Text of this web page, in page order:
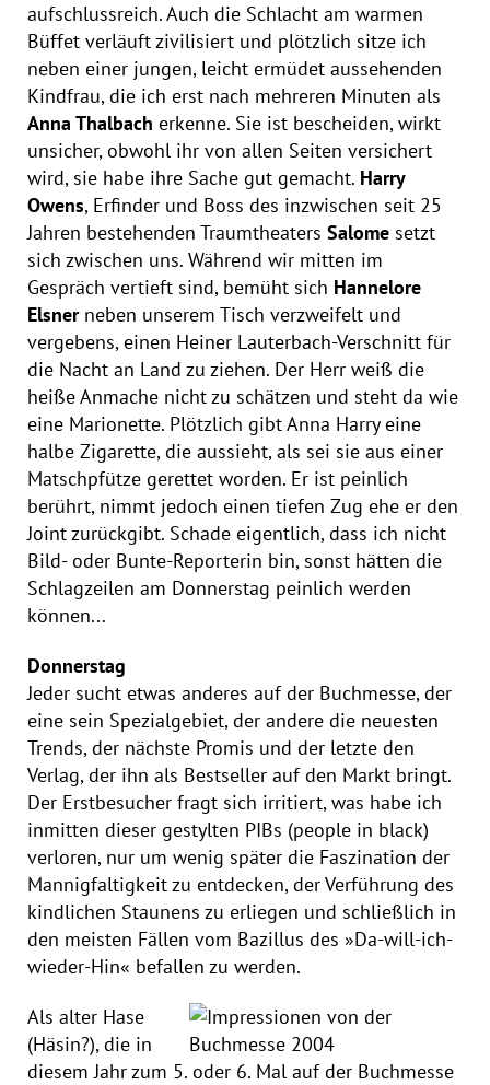
aufschlussreich. Auch die Schlacht am warmen
Büffet verläuft zivilisiert und plötzlich sitze ich
neben einer jungen, leicht ermüdet aussehenden
Kindfrau, die ich erst nach mehreren Minuten als
Anna Thalbach erkenne. Sie ist bescheiden, wirkt
unsicher, obwohl ihr von allen Seiten versichert
wird, sie habe ihre Sache gut gemacht. Harry
Owens, Erfinder und Boss des inzwischen seit 25
Jahren bestehenden Traumtheaters Salome setzt
sich zwischen uns. Während wir mitten im
Gespräch vertieft sind, bemüht sich Hannelore
Elsnerneben unserem Tisch verzweifelt und
vergebens, einen Heiner Lauterbach-Verschnitt für
die Nacht an Land zu ziehen. Der Herr weiß die
heiße Anmache nicht zu schätzen und steht da wie
eine Marionette. Plötzlich gibt Anna Harry eine
halbe Zigarette, die aussieht, als sei sie aus einer
Matschpfütze gerettet worden. Er ist peinlich
berührt, nimmt jedoch einen tiefen Zug ehe er den
Joint zurückgibt. Schade eigentlich, dass ich nicht
Bild- oder Bunte-Reporterin bin, sonst hätten die
Schlagzeilen am Donnerstag peinlich werden
können...
Donnerstag
Jeder sucht etwas anderes auf der Buchmesse, der
eine sein Spezialgebiet, der andere die neuesten
Trends, der nächste Promis und der letzte den
Verlag, der ihn als Bestseller auf den Markt bringt.
Der Erstbesucher fragt sich irritiert, was habe ich
inmitten dieser gestylten PIBs (people in black)
verloren, nur um wenig später die Faszination der
Mannigfaltigkeit zu entdecken, der Verführung des
kindlichen Staunens zu erliegen und schließlich in
den meisten Fällen vom Bazillus des »Da-will-ich-
wieder-Hin« befallen zu werden.
Als alter Hase
(Häsin?), die in
diesem Jahr zum 5. oder 6. Mal auf der Buchmesse